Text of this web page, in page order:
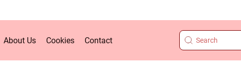
About Us Cookies Contact